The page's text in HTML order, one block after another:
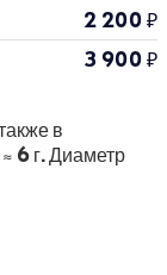
2 200₽
3 900₽
в
6 г. Диаметр